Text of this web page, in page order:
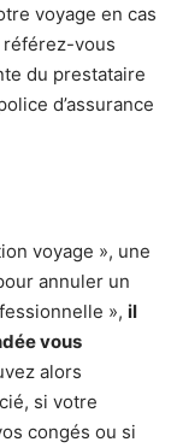
voyage en cas
référez-vous
du prestataire
d’assurance
voyage », une
annuler un
», il
vous
alors
si votre
congés ou si